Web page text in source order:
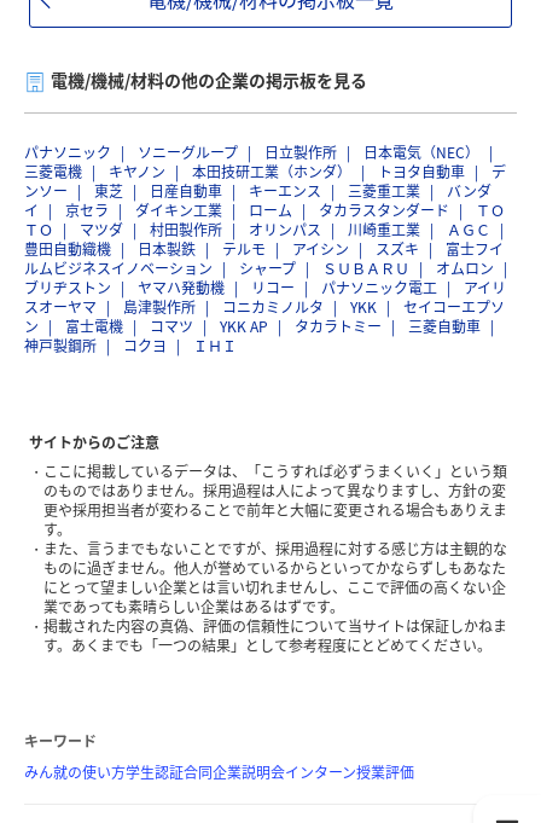
電機/機械/材料の他の企業の掲示板を見る
パナソニック ソニーグループ 日立製作所
日本電気（NEC）
三菱電機
キヤノン 本田技研工業（ホンダ） トヨタ自動車
デ
ンソー
東芝 日産自動車 キーエンス 三菱重工業
バンダ
イ
京セラ ダイキン工業 ローム タカラスタンダード
ＴＯ
ＴＯ
マツダ 村田製作所 オリンパス 川崎重工業
ＡＧＣ
豊田自動織機
日本製鉄 テルモ アイシン スズキ
富士フイ
ルムビジネスイノベーション
シャープ ＳＵＢＡＲＵ
オムロン
ブリヂストン
ヤマハ発動機 リコー パナソニック電工
アイリ
スオーヤマ
島津製作所 コニカミノルタ YKK
セイコーエプソ
ン
富士電機 コマツ YKK AP タカラトミー
三菱自動車
神戸製鋼所
コクヨ ＩＨＩ
サイトからのご注意
ここに掲載しているデータは、「こうすれば必ずうまくいく」という類
のものではありません。採用過程は人によって異なりますし、方針の変
更や採用担当者が変わることで前年と大幅に変更される場合もありえま
す。
また、言うまでもないことですが、採用過程に対する感じ方は主観的な
ものに過ぎません。他人が誉めているからといってかならずしもあなた
にとって望ましい企業とは言い切れませんし、ここで評価の高くない企
業であっても素晴らしい企業はあるはずです。
掲載された内容の真偽、評価の信頼性について当サイトは保証しかねま
す。あくまでも「一つの結果」として参考程度にとどめてください。
キーワード
みん就の使い方学生認証合同企業説明会インターン授業評価